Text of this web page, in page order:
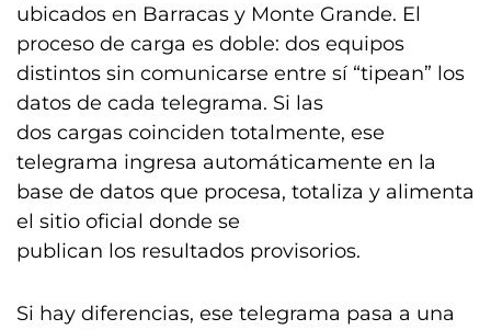
ubicados en Barracas y Monte Grande. El
proceso de carga es doble: dos equipos
distintos sin comunicarse entre sí “tipean” los
datos de cada telegrama. Si las
dos cargas coinciden totalmente, ese
telegrama ingresa automáticamente en la
base de datos que procesa, totaliza y alimenta
el sitio oficial donde se
publican los resultados provisorios.
Si hay diferencias, ese telegrama pasa a una